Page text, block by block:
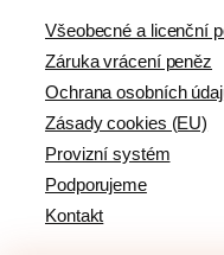
Všeobecné a licenční
Záruka vrácení peněz
Ochrana osobních
Zásady cookies (EU)
Provizní systém
Podporujeme
Kontakt